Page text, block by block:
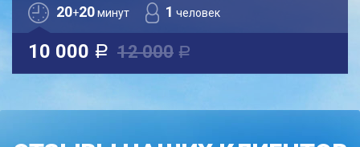
20+20минут 1 человек
10 000 a 12 000 a